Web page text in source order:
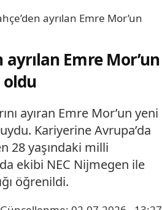
ayrılan Emre Mor’un
ayrılan Emre Mor’un
oldu
ayıran Emre Mor’un yeni
Kariyerine Avrupa’da
28 yaşındaki milli
ekibi NEC Nijmegen ile
öğrenildi.